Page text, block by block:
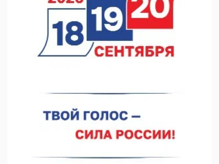
Кратковременные перерывы вещания телерадиопрограмм
ожидаются в Нижнем Новгороде до 16 августа в связи с
покраской телебашни
07.08.2026 11:20